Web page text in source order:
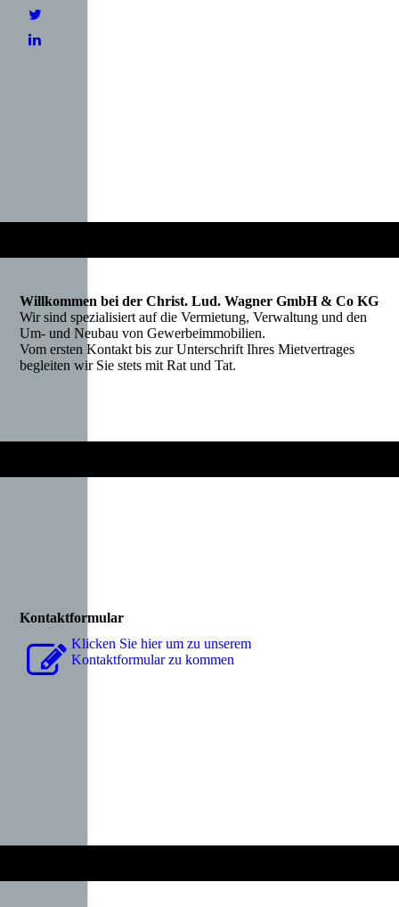
Willkommen bei der Christ. Lud. Wagner GmbH & Co KG
Wir sind spezialisiert auf die Vermietung, Verwaltung und den
Um- und Neubau von Gewerbeimmobilien.
Vom ersten Kontakt bis zur Unterschrift Ihres Mietvertrages
begleiten wir Sie stets mit Rat und Tat.
Kontaktformular
Klicken Sie hier um zu unserem
Kon­takt­for­mu­lar zu kommen